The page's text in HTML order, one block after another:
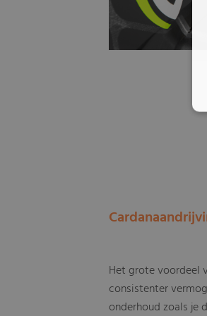
Het grote voordeel
consistenter
onderhoud zoals je